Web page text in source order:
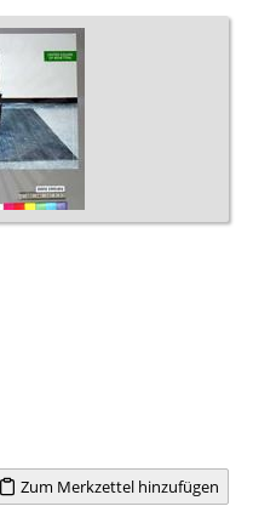
Zum Merkzettel hinzufügen